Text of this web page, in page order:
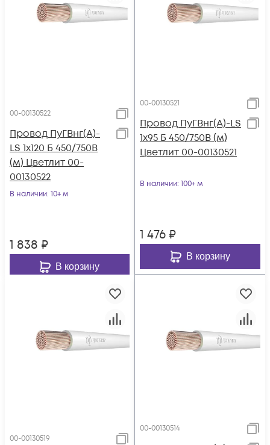
00-00130522
Провод ПуГВнг(А)-
LS 1х120 Б 450/750В
(м) Цветлит 00-
00130522
В наличии: 10+ м
1 838 ₽
В корзину
00-00130521
Провод ПуГВнг(А)-LS
1х95 Б 450/750В (м)
Цветлит 00-00130521
В наличии: 100+ м
1 476 ₽
В корзину
00-00130519
00-00130514